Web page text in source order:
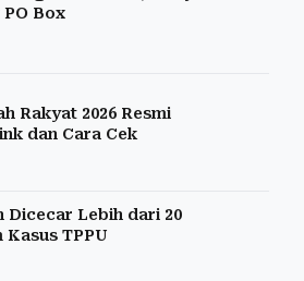
Box
Rakyat 2026 Resmi
dan Cara Cek
Dicecar Lebih dari 20
TPPU